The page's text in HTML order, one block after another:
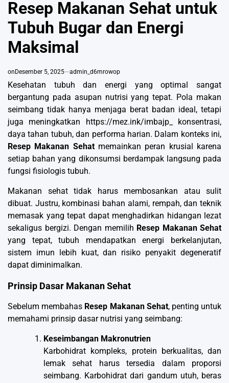
Resep Makanan Sehat untuk
Tubuh Bugar dan Energi
Maksimal
onDesember 5, 2025 admin_d6mrowop
Kesehatan tubuh dan energi yang optimal sangat
bergantung pada asupan nutrisi yang tepat. Pola makan
seimbang tidak hanya menjaga berat badan ideal, tetapi
juga meningkatkan https://mez.ink/imbajp_
konsentrasi,
daya tahan tubuh, dan performa harian. Dalam konteks ini,
Resep Makanan Sehatmemainkan peran krusial karena
setiap bahan yang dikonsumsi berdampak langsung pada
fungsi fisiologis tubuh.
Makanan sehat tidak harus membosankan atau sulit
dibuat. Justru, kombinasi bahan alami, rempah, dan teknik
memasak yang tepat dapat menghadirkan hidangan lezat
sekaligus bergizi. Dengan memilih Resep Makanan Sehat
yang tepat, tubuh mendapatkan energi berkelanjutan,
sistem imun lebih kuat, dan risiko penyakit degeneratif
dapat diminimalkan.
Prinsip Dasar Makanan Sehat
Sebelum membahas Resep Makanan Sehat, penting untuk
memahami prinsip dasar nutrisi yang seimbang:
Keseimbangan Makronutrien
Karbohidrat kompleks, protein berkualitas, dan
lemak sehat harus tersedia dalam proporsi
seimbang. Karbohidrat dari gandum utuh, beras